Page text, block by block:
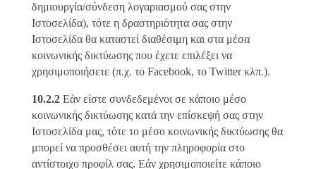
δημιουργία/σύνδεση λογαριασμού σας στην
Ιστοσελίδα), τότε η δραστηριότητα σας στην
Ιστοσελίδα θα καταστεί διαθέσιμη και στα μέσα
κοινωνικής δικτύωσης που έχετε επιλέξει να
χρησιμοποιήσετε (π.χ. το Facebook, το Twitter κλπ.).
10.2.2 Εάν είστε συνδεδεμένοι σε κάποιο μέσο
κοινωνικής δικτύωσης κατά την επίσκεψή σας στην
Ιστοσελίδα μας, τότε το μέσο κοινωνικής δικτύωσης θα
μπορεί να προσθέσει αυτή την πληροφορία στο
αντίστοιχο προφίλ σας. Εάν χρησιμοποιείτε κάποιο